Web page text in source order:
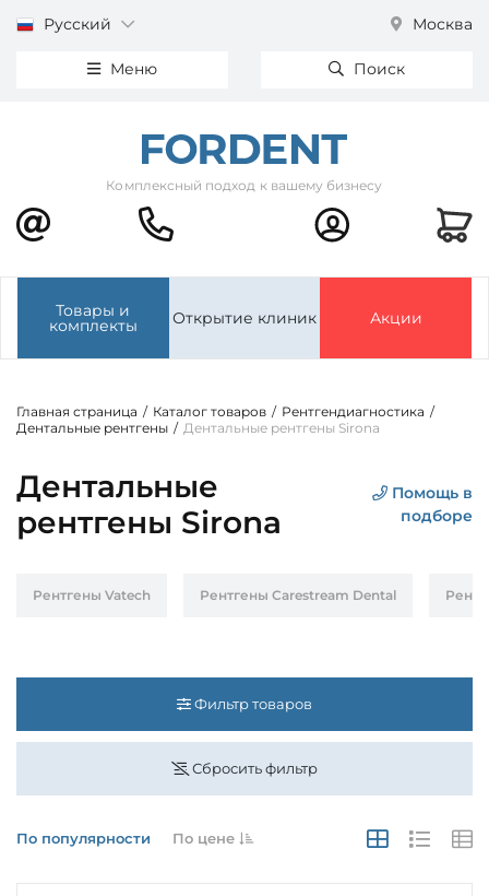
Русский Москва
Меню Поиск
Комплексный подход к вашему бизнесу
Товары и
комплекты Открытие клиник Акции
Главная страница / Каталог товаров / Рентгендиагностика /
Дентальные рентгены / Дентальные рентгены Sirona
Дентальные
рентгены Sirona
Помощь в
подборе
Рентгены Vatech Рентгены Carestream Dental
Фильтр товаров
Сбросить фильтр
По популярности По цене